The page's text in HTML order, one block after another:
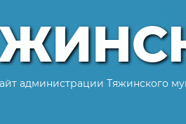
администрации Тяжинского